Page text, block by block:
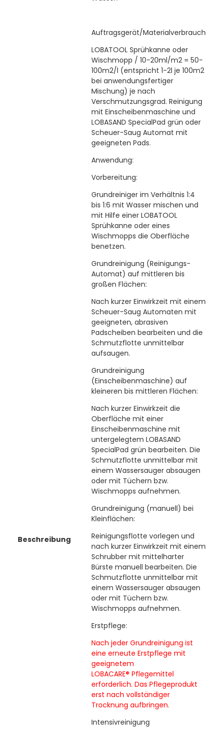
Beschreibung
Auftragsgerät/Materialverbrauch
LOBATOOL Sprühkanne oder
Wischmopp / 10-20ml/m2 = 50-
100m2/l (entspricht 1-2l je 100m2
bei anwendungsfertiger
Mischung) je nach
Verschmutzungsgrad. Reinigung
mit Einscheibenmaschine und
LOBASAND SpecialPad grün oder
Scheuer-Saug Automat mit
geeigneten Pads.
Anwendung:
Vorbereitung:
Grundreiniger im Verhältnis 1:4
bis 1:6 mit Wasser mischen und
mit Hilfe einer LOBATOOL
Sprühkanne oder eines
Wischmopps die Oberfläche
benetzen.
Grundreinigung (Reinigungs-
Automat) auf mittleren bis
großen Flächen:
Nach kurzer Einwirkzeit mit einem
Scheuer-Saug Automaten mit
geeigneten, abrasiven
Padscheiben bearbeiten und die
Schmutzflotte unmittelbar
aufsaugen.
Grundreinigung
(Einscheibenmaschine) auf
kleineren bis mittleren Flächen:
Nach kurzer Einwirkzeit die
Oberfläche mit einer
Einscheibenmaschine mit
untergelegtem LOBASAND
SpecialPad grün bearbeiten. Die
Schmutzflotte unmittelbar mit
einem Wassersauger absaugen
oder mit Tüchern bzw.
Wischmopps aufnehmen.
Grundreinigung (manuell) bei
Kleinflächen:
Reinigungsflotte vorlegen und
nach kurzer Einwirkzeit mit einem
Schrubber mit mittelharter
Bürste manuell bearbeiten. Die
Schmutzflotte unmittelbar mit
einem Wassersauger absaugen
oder mit Tüchern bzw.
Wischmopps aufnehmen.
Erstpflege:
Nach jeder Grundreinigung ist
eine erneute Erstpflege mit
geeignetem
LOBACARE® Pflegemittel
erforderlich. Das Pflegeprodukt
erst nach vollständiger
Trocknung aufbringen.
Intensivreinigung